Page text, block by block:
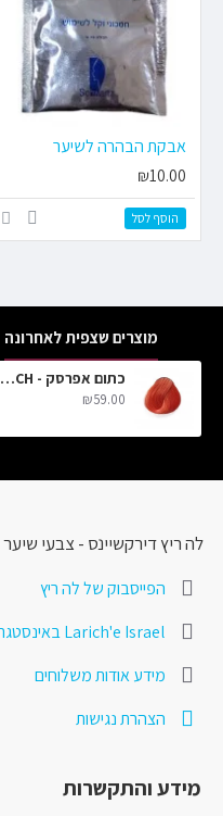
אבקת הבהרה לשיער
₪10.00
הוסף לסל
מוצרים שצפית לאחרונה
כתום אפרסק - PEACH
₪59.00
לה ריץ דירקשיינס - צבעי שיער
הפייסבוק של לה ריץ
Larich'e Israel באינסטגרם
מידע אודות משלוחים
הצהרת נגישות
מידע והתקשרות